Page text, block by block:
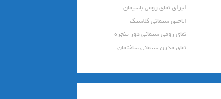
اجرای نمای رومی باسیمان
الاچیق سیمانی کلاسیک
نمای رومی سیمانی دور پنجره
نمای مدرن سیمانی ساختمان